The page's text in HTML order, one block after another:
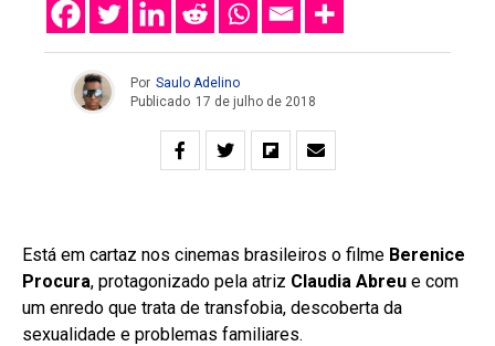
Por Saulo Adelino
Publicado 17 de julho de 2018
Está em cartaz nos cinemas brasileiros o filme Berenice
Procura, protagonizado pela atriz Claudia Abreu e com
um enredo que trata de transfobia, descoberta da
sexualidade e problemas familiares.